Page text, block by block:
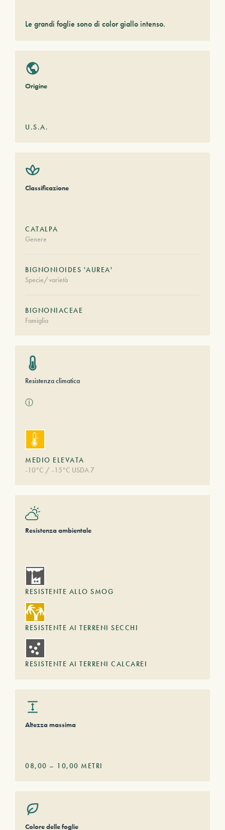
Le grandi foglie sono di color giallo intenso.
Origine
U.S.A.
Classificazione
CATALPA
Genere
BIGNONIOIDES 'AUREA'
Specie/varietà
BIGNONIACEAE
Famiglia
Resistenza climatica
ⓘ
MEDIO ELEVATA
-10°C / -15°C USDA 7
Resistenza ambientale
RESISTENTE ALLO SMOG
RESISTENTE AI TERRENI SECCHI
RESISTENTE AI TERRENI CALCAREI
Altezza massima
08,00 – 10,00 METRI
Colore delle foglie